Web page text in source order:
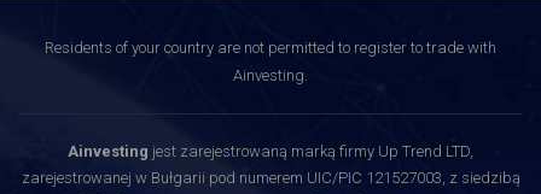
Residents of your country are not permitted to register to trade with
Ainvesting.
Ainvesting jest zarejestrowaną marką firmy Up Trend LTD,
zarejestrowanej w Bułgarii pod numerem UIC/PIC 121527003, z siedzibą